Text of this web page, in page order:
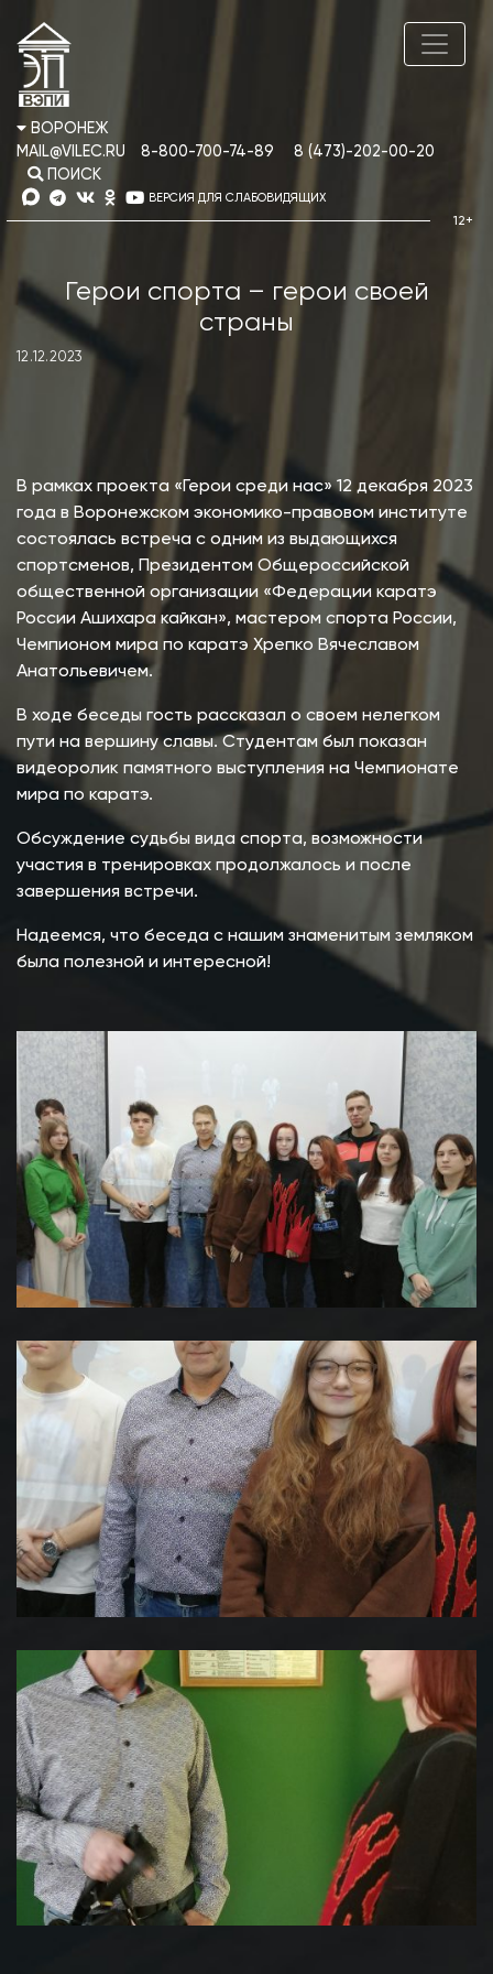
ВОРОНЕЖ
MAIL@VILEC.RU
8-800-700-74-89
8 (473)-202-00-20
ПОИСК
ВЕРСИЯ ДЛЯ СЛАБОВИДЯЩИХ
Герои спорта – герои своей
страны
12.12.2023
В рамках проекта «Герои среди нас» 12 декабря 2023
года в Воронежском экономико-правовом институте
состоялась встреча с одним из выдающихся
спортсменов, Президентом Общероссийской
общественной организации «Федерации каратэ
России Ашихара кайкан», мастером спорта России,
Чемпионом мира по каратэ Хрепко Вячеславом
Анатольевичем.
В ходе беседы гость рассказал о своем нелегком
пути на вершину славы. Студентам был показан
видеоролик памятного выступления на Чемпионате
мира по каратэ.
Обсуждение судьбы вида спорта, возможности
участия в тренировках продолжалось и после
завершения встречи.
Надеемся, что беседа с нашим знаменитым земляком
была полезной и интересной!